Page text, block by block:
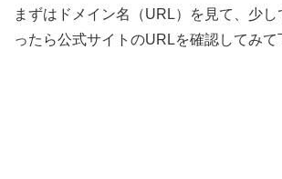
まずはドメイン名（URL）を見て、少
ったら公式サイトのURLを確認してみて